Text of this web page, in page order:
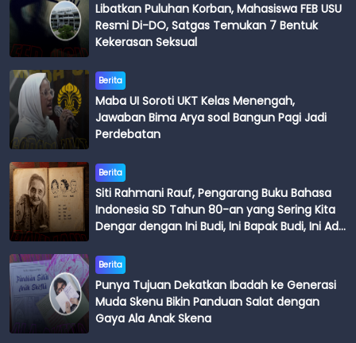
Libatkan Puluhan Korban, Mahasiswa FEB USU
Resmi Di-DO, Satgas Temukan 7 Bentuk
Kekerasan Seksual
Berita
Maba UI Soroti UKT Kelas Menengah,
Jawaban Bima Arya soal Bangun Pagi Jadi
Perdebatan
Berita
Siti Rahmani Rauf, Pengarang Buku Bahasa
Indonesia SD Tahun 80-an yang Sering Kita
Dengar dengan Ini Budi, Ini Bapak Budi, Ini Adik
Berita
Punya Tujuan Dekatkan Ibadah ke Generasi
Muda Skenu Bikin Panduan Salat dengan
Gaya Ala Anak Skena